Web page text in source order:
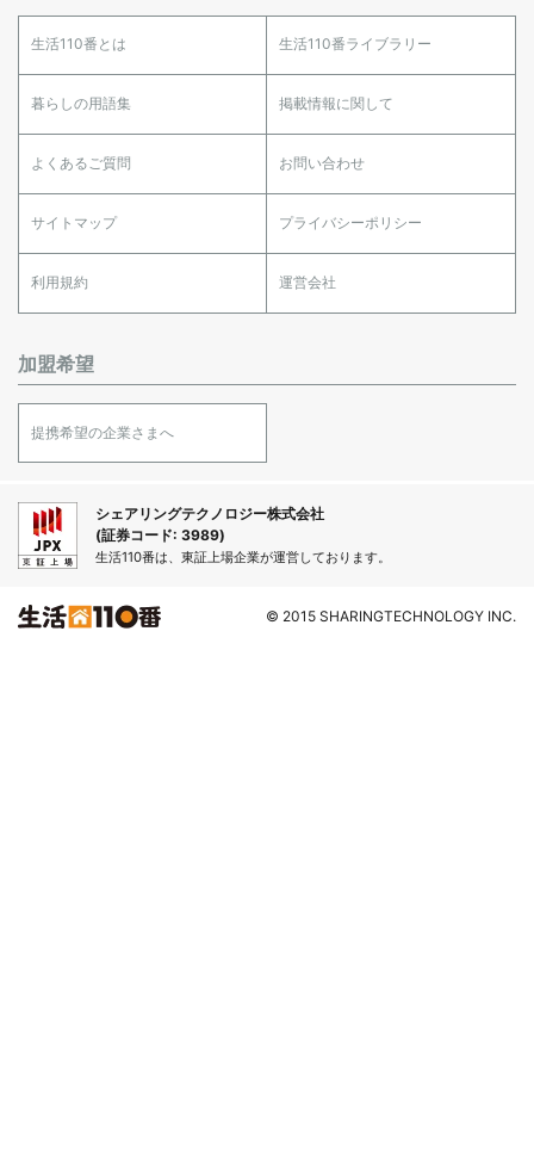
生活110番とは 生活110番ライブラリー
暮らしの用語集 掲載情報に関して
よくあるご質問 お問い合わせ
サイトマップ プライバシーポリシー
利用規約 運営会社
加盟希望
提携希望の企業さまへ
シェアリングテクノロジー株式会社
(証券コード: 3989)
生活110番は、東証上場企業が運営しております。
© 2015 SHARINGTECHNOLOGY INC.